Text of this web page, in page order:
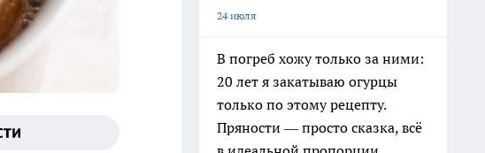
24 июля
В погреб хожу только за ними:
20 лет я закатываю огурцы
только по этому рецепту.
Пряности — просто сказка, всё